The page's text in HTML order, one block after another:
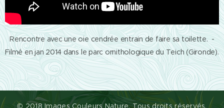
Rencontre avec une oie cendrée entrain de faire sa toilette. -
Filmé en jan 2014 dans le parc ornithologique du Teich (Gironde).
© 2018 Images Couleurs Nature. Tous droits réservés.